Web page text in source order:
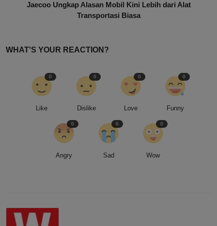
Jaecoo Ungkap Alasan Mobil Kini Lebih dari Alat
Transportasi Biasa
WHAT'S YOUR REACTION?
Like
0
Dislike
0
Love
0
Funny
0
Angry
0
Sad
0
Wow
0